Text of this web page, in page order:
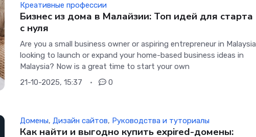
Креативные профессии
Бизнес из дома в Малайзии: Топ идей для старта
с нуля
Are you a small business owner or aspiring entrepreneur in Malaysia
looking to launch or expand your home-based business ideas in
Malaysia? Now is a great time to start your own
21-10-2025, 15:37
0
Домены,Дизайн сайтов, Руководства и туториалы
Как найти и выгодно купить expired-домены: